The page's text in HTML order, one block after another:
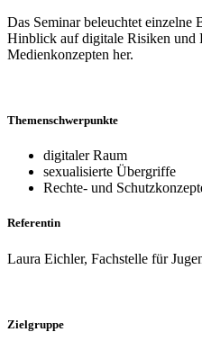
Das Seminar beleuchtet einzelne
Hinblick auf digitale Risiken und
Medienkonzepten her.
Themenschwerpunkte
digitaler Raum
sexualisierte Übergriffe
Rechte- und
Referentin
Laura Eichler, Fachstelle für
Zielgruppe